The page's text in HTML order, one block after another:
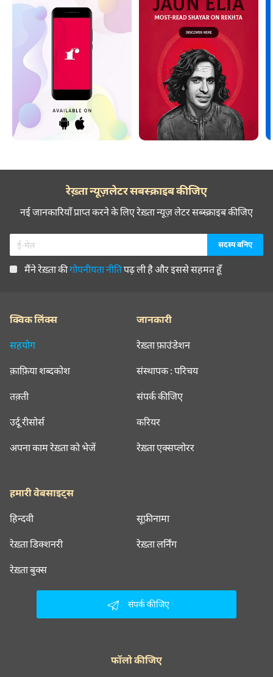
रेख़्ता न्यूज़लेटर सबस्क्राइब कीजिए
नई जानकारियाँ प्राप्त करने के लिए रेख़्ता न्यूज़ लेटर सब्स्क्राइब कीजिए
मैंने रेख़्ता कीगोपनीयता नीतिपढ़ ली है और इससे सहमत हूँ
क्विक लिंक्स
सहयोग
क़ाफ़िया शब्दकोश
तक़्ती
उर्दू रीसोर्स
अपना काम रेख़्ता को भेजें
जानकारी
रेख़्ता फ़ाउंडेशन
संस्थापक : परिचय
संपर्क कीजिए
करियर
रेख़्ता एक्सप्लोरर
हमारी वेबसाइट्स
हिन्दवी सूफ़ीनामा
रेख़्ता डिक्शनरी रेख़्ता लर्निंग
रेख़्ता बुक्स
संपर्क कीजिए
फॉलो कीजिए